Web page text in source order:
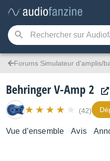
Forums Simulateur d'amplis/
Behringer V-Amp 2
(42)
Vue d’ensemble Avis